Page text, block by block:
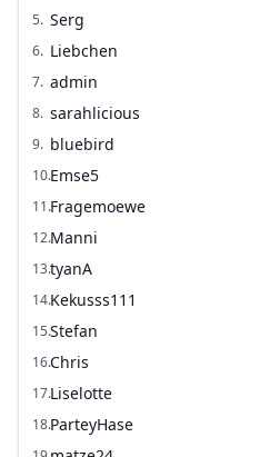
5. Serg
6. Liebchen
7. admin
8. sarahlicious
9. bluebird
10.Emse5
11.Fragemoewe
12.Manni
13.tyanA
14.Kekusss111
15.Stefan
16.Chris
17.Liselotte
18.ParteyHase